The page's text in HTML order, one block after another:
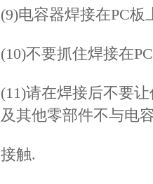
(9)电容器焊接在PC
(10)不要抓住焊接在
(11)请在焊接后不要
及其他零部件不与电
接触.